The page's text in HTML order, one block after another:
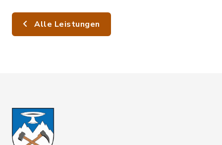
Alle Leistungen